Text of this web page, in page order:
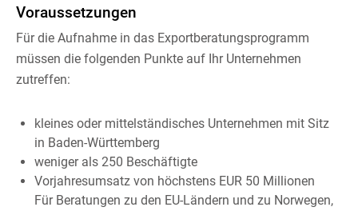
Voraussetzungen
Für die Aufnahme in das Exportberatungsprogramm
müssen die folgenden Punkte auf Ihr Unternehmen
zutreffen:
kleines oder mittelständisches Unternehmen mit Sitz
in Baden-Württemberg
weniger als 250 Beschäftigte
Vorjahresumsatz von höchstens EUR 50 Millionen
Für Beratungen zu den EU-Ländern und zu Norwegen,